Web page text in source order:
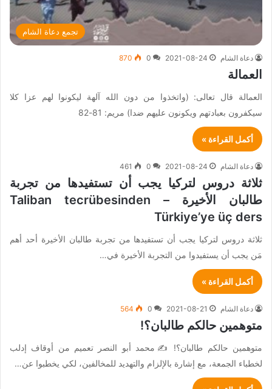
تجمع دعاة الشام
دعاة الشام 2021-08-24
0
870
العمالة
العمالة قال تعالى: (واتخذوا من دون الله آلهة ليكونوا لهم عزا كلا
سيكفرون بعبادتهم ويكونون عليهم ضدا) مريم: 81-82
أكمل القراءة »
دعاة الشام 2021-08-24
0
461
ثلاثة دروس لتركيا يجب أن تستفيدها من تجربة
طالبان الأخيرة – Taliban tecrübesinden
Türkiye’ye üç ders
ثلاثة دروس لتركيا يجب أن تستفيدها من تجربة طالبان الأخيرة أحد أهم
مَن يجب أن يستفيدوا من التجربة الأخيرة في…
أكمل القراءة »
دعاة الشام 2021-08-21
0
564
متوهمين حالكم طالبان؟!
متوهمين حالكم طالبان؟! ✍️محمد أبو النصر تعميم من أوقاف إدلب
لخطباء الجمعة، مع إشارة بالإلزام والتهديد للمخالفين، لكي يخطبوا عن…